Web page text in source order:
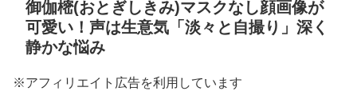
御伽樒(おとぎしきみ)マスクなし顔画像が
可愛い！声は生意気「淡々と自撮り」深く
静かな悩み
※アフィリエイト広告を利用しています